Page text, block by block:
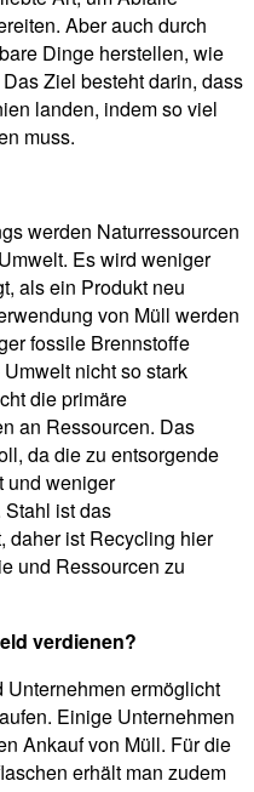
Aber auch durch
Dinge herstellen, wie
Ziel besteht darin, dass
landen, indem so viel
muss.
werden Naturressourcen
Es wird weniger
als ein Produkt neu
von Müll werden
fossile Brennstoffe
nicht so stark
die primäre
an Ressourcen. Das
da die zu entsorgende
und weniger
ist das
daher ist Recycling hier
und Ressourcen zu
verdienen?
ermöglicht
Einige Unternehmen
Ankauf von Müll. Für die
erhält man zudem